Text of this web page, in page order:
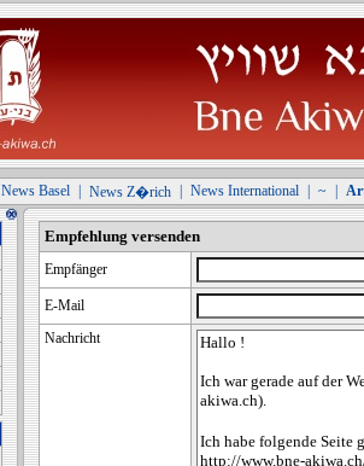
News Basel News Z�rich News International ~
Empfehlung versenden
Empfänger
E-Mail
Nachricht